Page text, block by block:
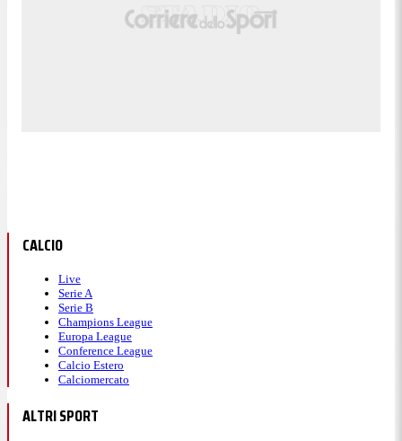
CALCIO
Live
Serie A
Serie B
Champions League
Europa League
Conference League
Calcio Estero
Calciomercato
ALTRI SPORT